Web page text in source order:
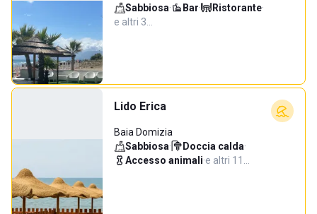
Sabbiosa· Bar· Ristorante·
e altri 3…
Lido Erica
Baia Domizia
Sabbiosa· Doccia calda·
Accesso animali·e altri 11…